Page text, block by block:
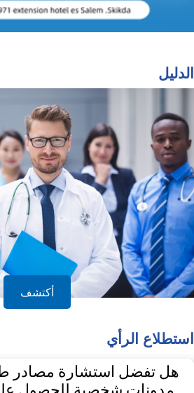
الدليل
أكتشف
استطلاع الرأي
هل تفضل استشارة مصادر